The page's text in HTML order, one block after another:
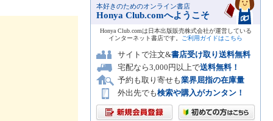
本好きのためのオンライン書店
Honya Club.comへようこそ
Honya Club.comは日本出版販売株式会社が運営している
インターネット書店です。
ご利用ガイドはこちら
サイトで注文&書店受け取り送料無料
宅配なら3,000円以上で送料無料！
予約も取り寄せも業界屈指の在庫量
外出先でも検索や購入がカンタン！